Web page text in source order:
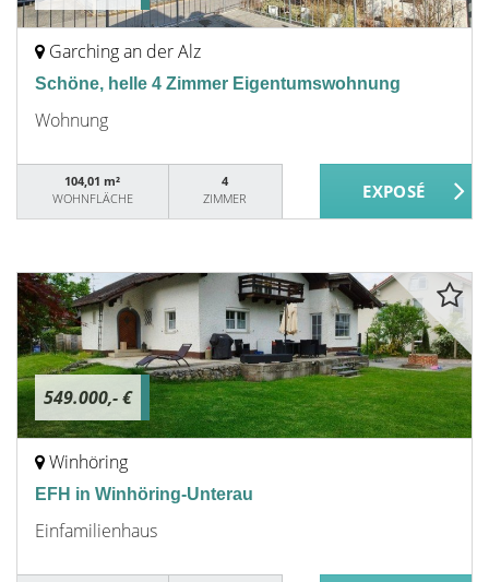
Garching an der Alz
Schöne, helle 4 Zimmer Eigentumswohnung
Wohnung
104,01 m²
WOHNFLÄCHE
4
ZIMMER
549.000,- €
Winhöring
EFH in Winhöring-Unterau
Einfamilienhaus